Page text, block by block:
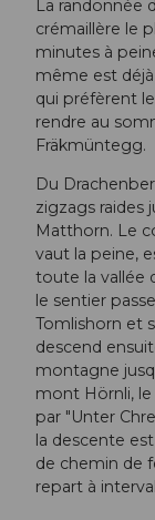
La randonnée
crémaillère le
minutes à
même est
qui préfèrent
rendre au
Fräkmüntegg.
Du
zigzags raides
Matthorn. Le
vaut la peine,
toute la vallée
le sentier
Tomlishorn et
descend
montagne
mont Hörnli,
par "Unter
la descente
de chemin de
repart à